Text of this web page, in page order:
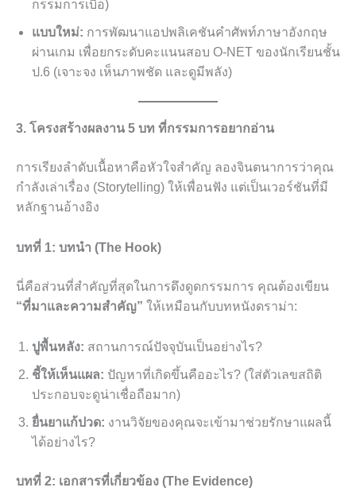
กรรมการเบื่อ)
แบบใหม่: การพัฒนาแอปพลิเคชันคำศัพท์ภาษาอังกฤษ
ผ่านเกม เพื่อยกระดับคะแนนสอบ O-NET ของนักเรียนชั้น
ป.6 (เจาะจง เห็นภาพชัด และดูมีพลัง)
3. โครงสร้างผลงาน 5 บท ที่กรรมการอยากอ่าน
การเรียงลำดับเนื้อหาคือหัวใจสำคัญ ลองจินตนาการว่าคุณ
กำลังเล่าเรื่อง (Storytelling) ให้เพื่อนฟัง แต่เป็นเวอร์ชันที่มี
หลักฐานอ้างอิง
บทที่ 1: บทนำ (The Hook)
นี่คือส่วนที่สำคัญที่สุดในการดึงดูดกรรมการ คุณต้องเขียน
“ที่มาและความสำคัญ” ให้เหมือนกับบทหนังดราม่า:
ปูพื้นหลัง: สถานการณ์ปัจจุบันเป็นอย่างไร?
ชี้ให้เห็นแผล: ปัญหาที่เกิดขึ้นคืออะไร? (ใส่ตัวเลขสถิติ
ประกอบจะดูน่าเชื่อถือมาก)
ยื่นยาแก้ปวด: งานวิจัยของคุณจะเข้ามาช่วยรักษาแผลนี้
ได้อย่างไร?
บทที่ 2: เอกสารที่เกี่ยวข้อง (The Evidence)